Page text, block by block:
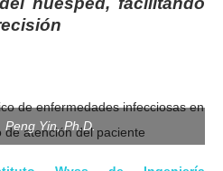
Peng Yin, Ph.D.